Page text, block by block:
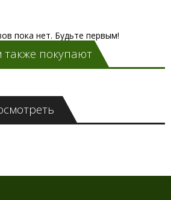
пока нет. Будьте первым!
покупают